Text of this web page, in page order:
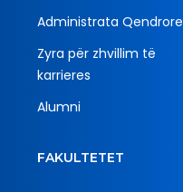
Administrata Qendrore
Zyra për zhvillim të
karrieres
Alumni
FAKULTETET